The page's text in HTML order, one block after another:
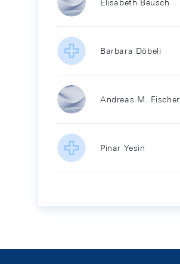
Elisabeth Beusch
Barbara Döbeli
Andreas M. Fischer
Pinar Yesin